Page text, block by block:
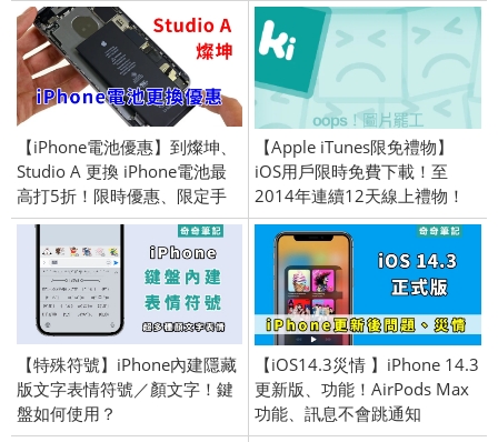
【iPhone電池優惠】到燦坤、
Studio A 更換 iPhone電池最
高打5折！限時優惠、限定手
機型號、電池更換
【Apple iTunes限免禮物】
iOS用戶限時免費下載！至
2014年連續12天線上禮物！
12 Days of Gifts APP！
【特殊符號】iPhone內建隱藏
版文字表情符號／顏文字！鍵
盤如何使用？
【iOS14.3災情 】iPhone 14.3
更新版、功能！AirPods Max
功能、訊息不會跳通知